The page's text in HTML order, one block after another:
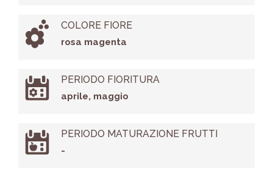
COLORE FIORE
rosa magenta
PERIODO FIORITURA
aprile, maggio
PERIODO MATURAZIONE FRUTTI
-